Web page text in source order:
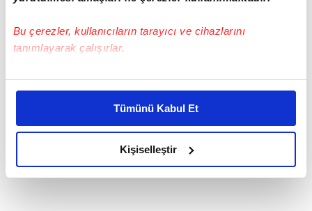
Bu çerezler, kullanıcıların tarayıcı ve cihazlarını
tanımlayarak çalışırlar.
Bu çerezlere izin vermeniz halinde sizlere özel
daha iyi reklam deneyimi yaşatabiliriz. Bunu yaparken
amacımızın size daha iyi bir reklam deneyimi sunmak
olduğunu ve sizlere en iyi içerikleri sunabilmek adına
elimizden gelen çabayı gösterdiğimizi ve bu noktada,
reklamların maliyetlerimizi karşılamak noktasında tek gelir
Tümünü Kabul Et
Kişiselleştir